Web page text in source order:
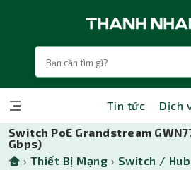
Tin tức Dịch
Switch PoE Grandstream
Gbps)
› Thiết Bị Mạng › Switch / Hub